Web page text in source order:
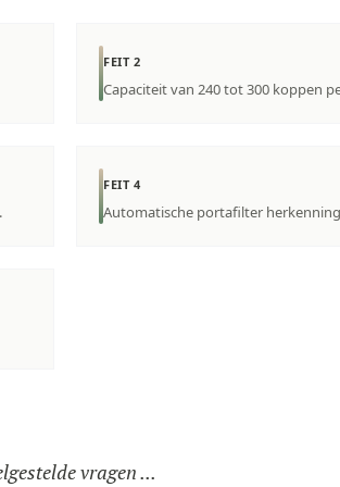
FEIT 2
Capaciteit van 240 tot 300 koppen
FEIT 4
Automatische portafilter
vragen ...